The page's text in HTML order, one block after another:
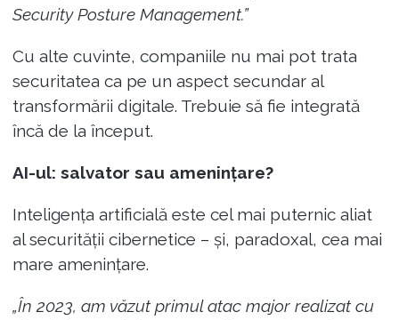
Security Posture Management.”
Cu alte cuvinte, companiile nu mai pot trata
securitatea ca pe un aspect secundar al
transformării digitale. Trebuie să fie integrată
încă de la început.
AI-ul: salvator sau amenințare?
Inteligența artificială este cel mai puternic aliat
al securității cibernetice – și, paradoxal, cea mai
mare amenințare.
„În 2023, am văzut primul atac major realizat cu